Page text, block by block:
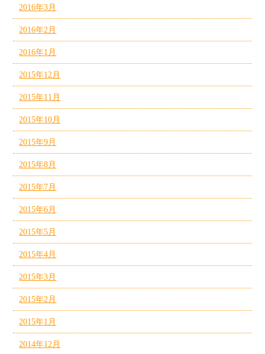
2016年3月
2016年2月
2016年1月
2015年12月
2015年11月
2015年10月
2015年9月
2015年8月
2015年7月
2015年6月
2015年5月
2015年4月
2015年3月
2015年2月
2015年1月
2014年12月